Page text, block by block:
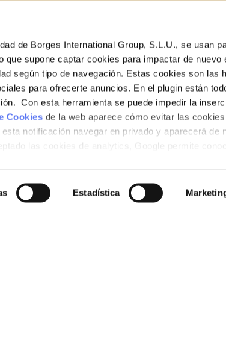
de Borges International Group, S.L.U., se usan
que supone captar cookies para impactar de nuevo
según tipo de navegación. Estas cookies son las
para ofrecerte anuncios. En el plugin están
Con esta herramienta se puede impedir la
Cookies de la web aparece cómo evitar las
notificación navegar en privado y aparecerá de
las cookies de analytics, Google permite
Estadística